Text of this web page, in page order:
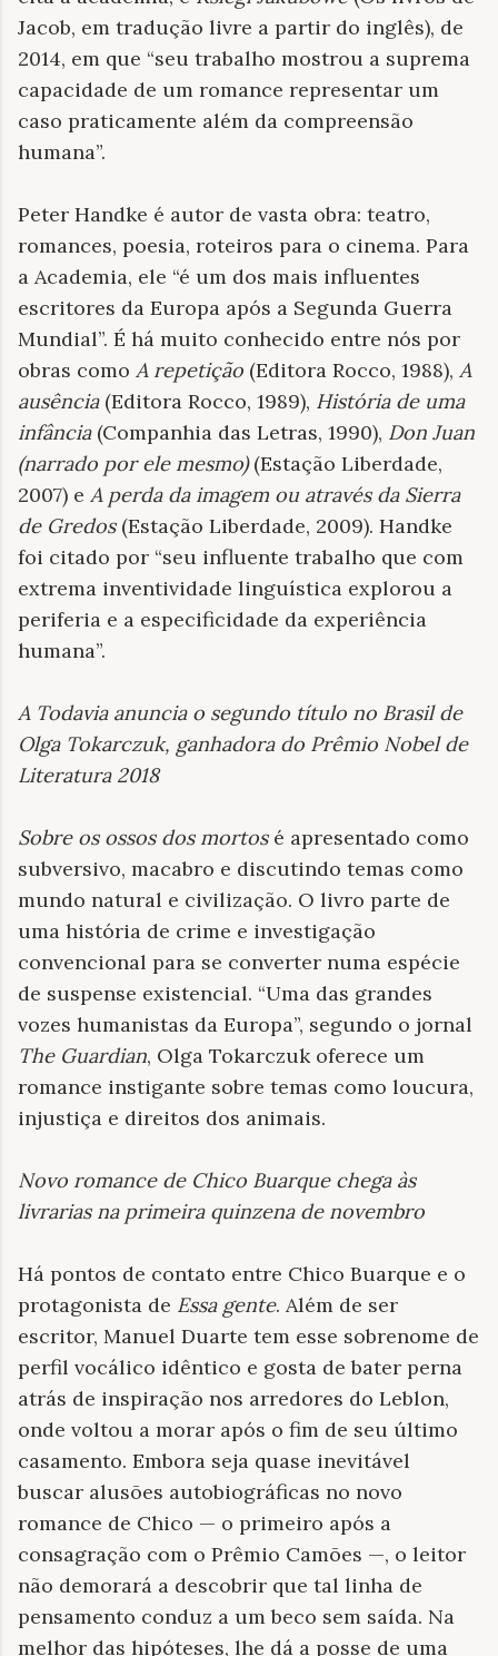
Jacob, em tradução livre a partir do inglês), de
2014, em que “seu trabalho mostrou a suprema
capacidade de um romance representar um
caso praticamente além da compreensão
humana”.
Peter Handke é autor de vasta obra: teatro,
romances, poesia, roteiros para o cinema. Para
a Academia, ele “é um dos mais influentes
escritores da Europa após a Segunda Guerra
Mundial”. É há muito conhecido entre nós por
obras como A repetição (Editora Rocco, 1988), A
ausência(Editora Rocco, 1989), História de uma
infância(Companhia das Letras, 1990), Don Juan
(narrado por ele mesmo)(Estação Liberdade,
2007) e A perda da imagem ou através da Sierra
de Gredos(Estação Liberdade, 2009). Handke
foi citado por “seu influente trabalho que com
extrema inventividade linguística explorou a
periferia e a especificidade da experiência
humana”.
A Todavia anuncia o segundo título no Brasil de
Olga Tokarczuk, ganhadora do Prêmio Nobel de
Literatura 2018
Sobre os ossos dos mortosé apresentado como
subversivo, macabro e discutindo temas como
mundo natural e civilização. O livro parte de
uma história de crime e investigação
convencional para se converter numa espécie
de suspense existencial. “Uma das grandes
vozes humanistas da Europa”, segundo o jornal
The Guardian, Olga Tokarczuk oferece um
romance instigante sobre temas como loucura,
injustiça e direitos dos animais.
Novo romance de Chico Buarque chega às
livrarias na primeira quinzena de novembro
Há pontos de contato entre Chico Buarque e o
protagonista de Essa gente. Além de ser
escritor, Manuel Duarte tem esse sobrenome de
perfil vocálico idêntico e gosta de bater perna
atrás de inspiração nos arredores do Leblon,
onde voltou a morar após o fim de seu último
casamento. Embora seja quase inevitável
buscar alusões autobiográficas no novo
romance de Chico — o primeiro após a
consagração com o Prêmio Camões —, o leitor
não demorará a descobrir que tal linha de
pensamento conduz a um beco sem saída. Na
melhor das hipóteses, lhe dá a posse de uma